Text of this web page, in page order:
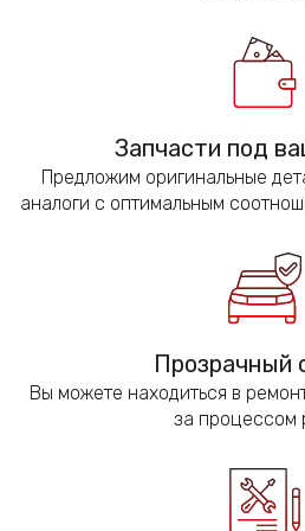
Запчасти под
Предложим оригинальные
аналоги с оптимальным
Прозрачный
Вы можете находиться в
за процессом